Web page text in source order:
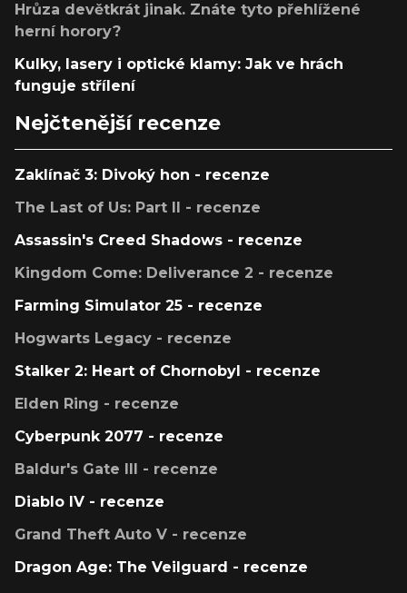
Hrůza devětkrát jinak. Znáte tyto přehlížené
herní horory?
Kulky, lasery i optické klamy: Jak ve hrách
funguje střílení
Nejčtenější recenze
Zaklínač 3: Divoký hon - recenze
The Last of Us: Part II - recenze
Assassin's Creed Shadows - recenze
Kingdom Come: Deliverance 2 - recenze
Farming Simulator 25 - recenze
Hogwarts Legacy - recenze
Stalker 2: Heart of Chornobyl - recenze
Elden Ring - recenze
Cyberpunk 2077 - recenze
Baldur's Gate III - recenze
Diablo IV - recenze
Grand Theft Auto V - recenze
Dragon Age: The Veilguard - recenze